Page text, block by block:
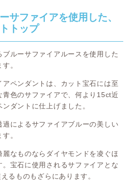
サファイアを使用した、
トップ
ルーサファイアルースを使用した
。
アペンダントは、カット宝石には至
青色のサファイアで、何より15ct近
ダントに仕上げました。
によるサファイアブルーの美しい
。
麗なものならダイヤモンドを凌ぐほ
。宝石に使用されるサファイアとな
るものもざらにあります。